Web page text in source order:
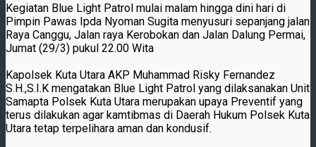
Kegiatan Blue Light Patrol mulai malam hingga dini hari di
Pimpin Pawas Ipda Nyoman Sugita menyusuri sepanjang jalan
Raya Canggu, Jalan raya Kerobokan dan Jalan Dalung Permai,
Jumat (29/3) pukul 22.00 Wita
Kapolsek Kuta Utara AKP Muhammad Risky Fernandez
S.H.,S.I.K mengatakan Blue Light Patrol yang dilaksanakan Unit
Samapta Polsek Kuta Utara merupakan upaya Preventif yang
terus dilakukan agar kamtibmas di Daerah Hukum Polsek Kuta
Utara tetap terpelihara aman dan kondusif.